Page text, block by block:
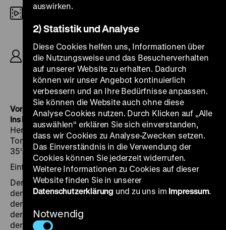
R: Robert Siodmak, B: Ludwig Hirschfeld, Kurt
Siodmak, Billie Wilder, K: Konstantin Irmen-
Tschet, Otto Baecker, M: Friedrich Hollaender, D:
Heinz Rühmann, Lien Deyers, Hermann
Speelmans, 52‘
Vorprogramm:
Ins Blaue hineinD ca.1930, R: Eugen Schüfftan, B: Dr.
Herbert Rona, K: Laszlo Schäfer, M: Harry Ralton, D:
Tony van Eyk, Aribert Mog, Carl Ballhaus, Theo Lingen,
35‘ ·
35 mm
Einführung: Frederik Lang
Der dritte Film und gleich die nächste Stilprobe: Nach
dem realistischen DebütMenschen am Sonntagund
dem Kammerspiel
der Zusammenarbeit mit Heinz Rühmann das Genre
der Komödie. Hans Herfort (Rühmann), jung und
auswirken.
2) Statistik und Analyse
Diese Cookies helfen uns, Informationen über
die Nutzungsweise und das Besucherverhalten
auf unserer Website zu erhalten. Dadurch
können wir unser Angebot kontinuierlich
verbessern und an Ihre Bedürfnisse anpassen.
Sie können die Website auch ohne diese
Analyse Cookies nutzen. Durch Klicken auf „Alle
auswählen“ erklären Sie sich einverstanden,
dass wir Cookies zu Analyse-Zwecken setzen.
Das Einverständnis in die Verwendung der
Cookies können Sie jederzeit widerrufen.
Weitere Informationen zu Cookies auf dieser
Website finden Sie in unserer
Datenschutzerklärung und zu uns im Impressum.
Notwendig